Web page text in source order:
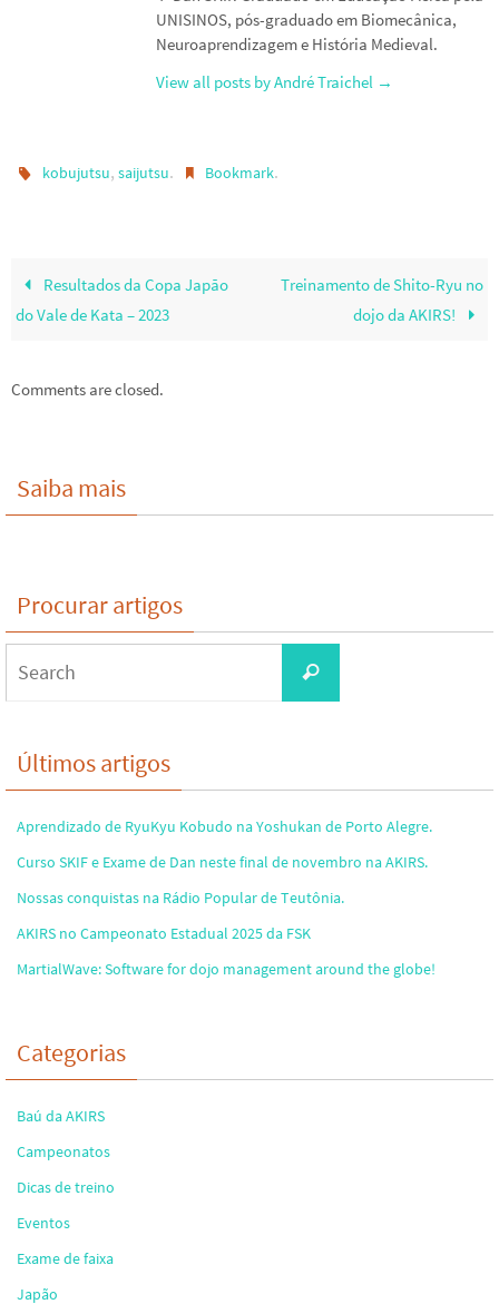
UNISINOS, pós-graduado em Biomecânica,
Neuroaprendizagem e História Medieval.
View all posts by André Traichel →
kobujutsu,saijutsu. Bookmark.
Resultados da Copa Japão
do Vale de Kata – 2023
Treinamento de Shito-Ryu no
dojo da AKIRS!
Comments are closed.
Saiba mais
Procurar artigos
Search
Últimos artigos
Aprendizado de RyuKyu Kobudo na Yoshukan de Porto Alegre.
Curso SKIF e Exame de Dan neste final de novembro na AKIRS.
Nossas conquistas na Rádio Popular de Teutônia.
AKIRS no Campeonato Estadual 2025 da FSK
MartialWave: Software for dojo management around the globe!
Categorias
Baú da AKIRS
Campeonatos
Dicas de treino
Eventos
Exame de faixa
Japão